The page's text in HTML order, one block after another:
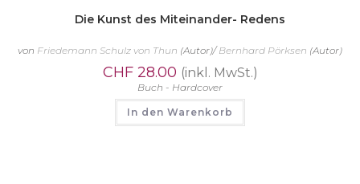
Die Kunst des Miteinander- Redens
von Friedemann Schulz von Thun (Autor)/Bernhard Pörksen (Autor)
CHF28.00 (inkl. MwSt.)
Buch - Hardcover
In den Warenkorb